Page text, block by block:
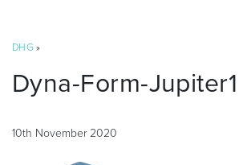
DHG »
Dyna-Form-Jupiter1
10th November 2020